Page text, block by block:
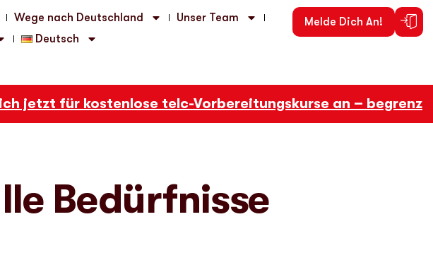
Wege nach Deutschland
Unser Team
Deutsch
Melde Dich An!
jetzt für kostenlose telc-Vorbereitungskurse an – begrenzte
Bedürfnisse